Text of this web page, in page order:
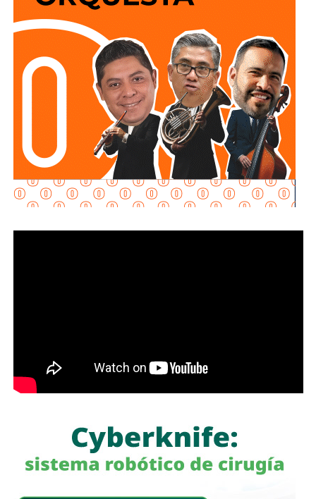
Para tal fin, se propone que la constancia o diploma de
terminación emitida por la institución educativa deberá
detallar las actividades y competencias desempeñadas, la
cual tendrá validez oficial como comprobante de
experiencia profesional. autoridades competentes a emitir
certificaciones con validez oficial para fortalecer la
empleabilidad y contratación futura de las y los jóvenes.